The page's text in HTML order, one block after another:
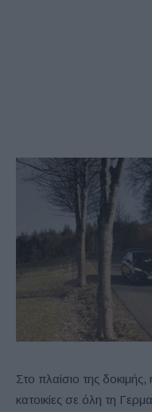
Στο πλαίσιο της
κατοικίες σε όλη τη